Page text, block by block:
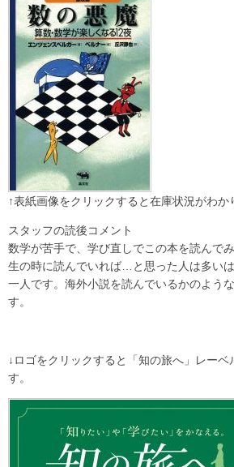
↑表紙画像をクリックすると在庫状況がわか
スタッフの読後コメント
数学が苦手で、学び直しでこの本を読んで
生の時に読んでいれば…と思った人は多い
一人です。海外小説を読んでいるかのよう
す。
↓ロゴをクリックすると「知の旅へ」レーベ
す。